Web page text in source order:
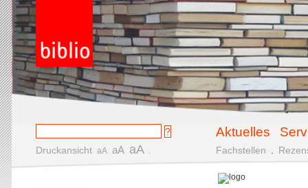
Aktuelles
Druckansicht aA aA aA Fachstellen